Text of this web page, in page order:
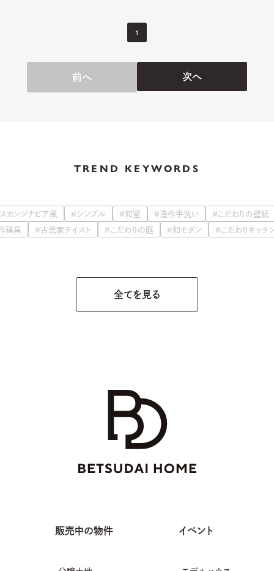
1
前へ 次へ
TREND KEYWORDS
カンジナビア風 #シンプル #和室 #造作手洗い
#こだわりの壁紙
建具
#古民家テイスト #こだわりの庭 #和モダン #こだわりキッチ
全てを見る
販売中の物件 イベント